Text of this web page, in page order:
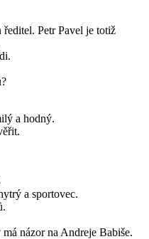
ředitel. Petr Pavel je totiž
a hodný.
a sportovec.
názor na Andreje Babiše.